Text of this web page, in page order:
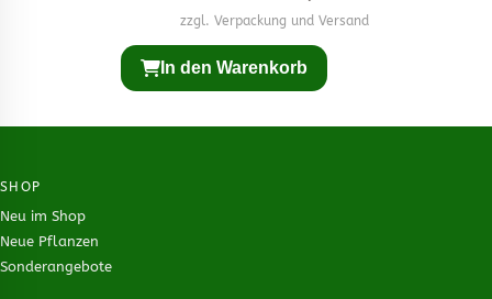
zzgl. Verpackung und Versand
In den Warenkorb
SHOP
Neu im Shop
Neue Pflanzen
Sonderangebote